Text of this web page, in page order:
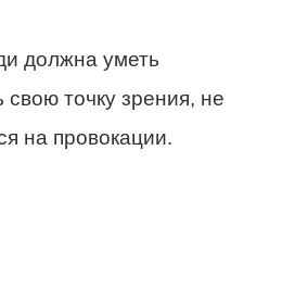
должна уметь
свою точку зрения, не
на провокации.